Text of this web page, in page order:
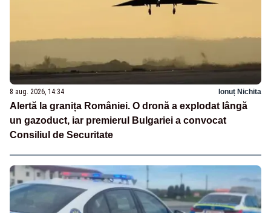
8 aug. 2026, 14:34 Ionuț Nichita
Alertă la granița României. O dronă a explodat lângă
un gazoduct, iar premierul Bulgariei a convocat
Consiliul de Securitate